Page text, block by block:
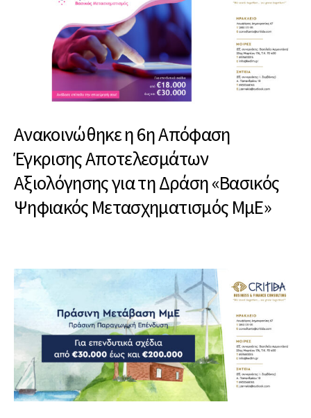
Ανακοινώθηκε η 6η Απόφαση
Έγκρισης Αποτελεσμάτων
Αξιολόγησης για τη Δράση «Βασικός
Ψηφιακός Μετασχηματισμός ΜμΕ»